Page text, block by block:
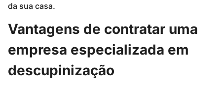
da sua casa.
Vantagens de contratar uma
empresa especializada em
descupinização